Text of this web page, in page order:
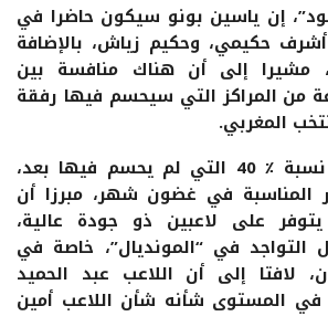
إن ياسين بونو سيكون حاضرا في
أشرف حكيمي، وحكيم زياش، بالإضافة
مشيرا إلى أن هناك منافسة بين
من المراكز التي سيحسم فيها رفقة
المغربي.
وأكد الركراكي أن نسبة ٪ 40 التي لم يحسم فيها بعد،
المناسبة في غضون شهر، مبرزا أن
يتوفر على لاعبين ذو جودة عالية،
التواجد في “المونديال”، خاصة في
لافتا إلى أن اللاعب عبد الحميد
في المستوى شأنه شأن اللاعب أمين